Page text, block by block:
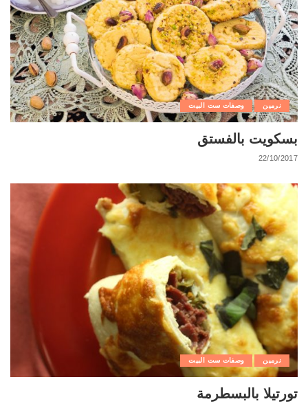
نرمين وصفات ست البيت
بسكويت بالفستق
22/10/2017
نرمين وصفات ست البيت
تورتيلا بالبسطرمة